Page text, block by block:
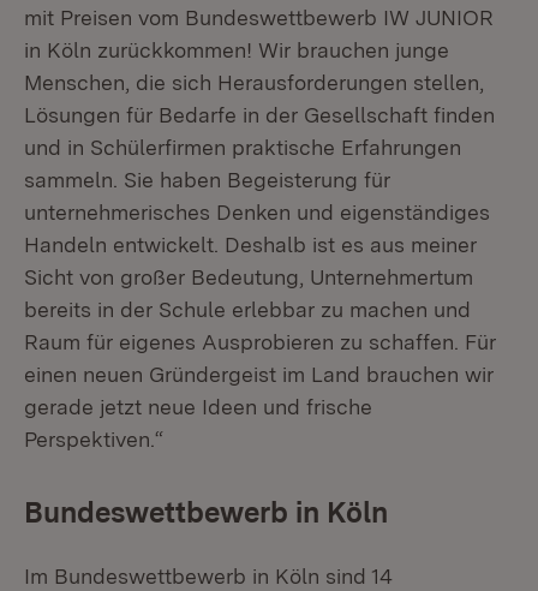
mit Preisen vom Bundeswettbewerb IW JUNIOR
in Köln zurückkommen! Wir brauchen junge
Menschen, die sich Herausforderungen stellen,
Lösungen für Bedarfe in der Gesellschaft finden
und in Schülerfirmen praktische Erfahrungen
sammeln. Sie haben Begeisterung für
unternehmerisches Denken und eigenständiges
Handeln entwickelt. Deshalb ist es aus meiner
Sicht von großer Bedeutung, Unternehmertum
bereits in der Schule erlebbar zu machen und
Raum für eigenes Ausprobieren zu schaffen. Für
einen neuen Gründergeist im Land brauchen wir
gerade jetzt neue Ideen und frische
Perspektiven.“
Bundeswettbewerb in Köln
Im Bundeswettbewerb in Köln sind 14